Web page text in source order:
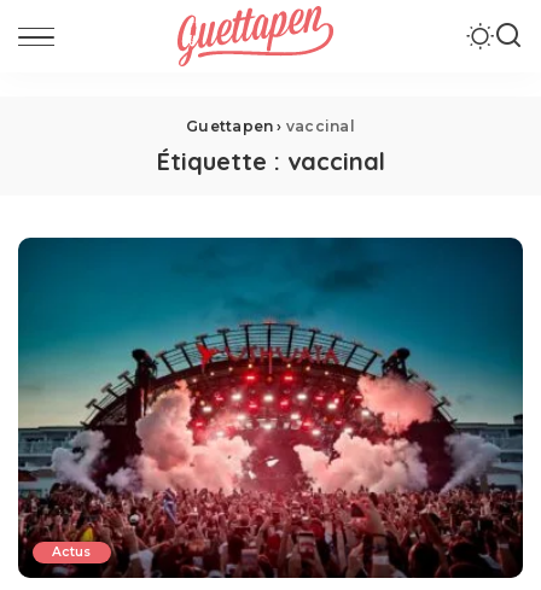
Guettapen › vaccinal
Étiquette : vaccinal
Actus